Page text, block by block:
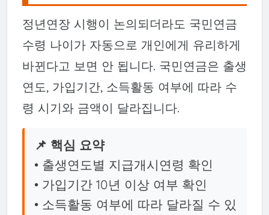
정년연장 시행이 논의되더라도 국민연금
수령 나이가 자동으로 개인에게 유리하게
바뀐다고 보면 안 됩니다. 국민연금은 출생
연도, 가입기간, 소득활동 여부에 따라 수
령 시기와 금액이 달라집니다.
📌 핵심 요약
• 출생연도별 지급개시연령 확인
• 가입기간 10년 이상 여부 확인
• 소득활동 여부에 따라 달라질 수 있